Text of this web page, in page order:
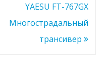
YAESU FT-767GX
Многострадальный
трансивер